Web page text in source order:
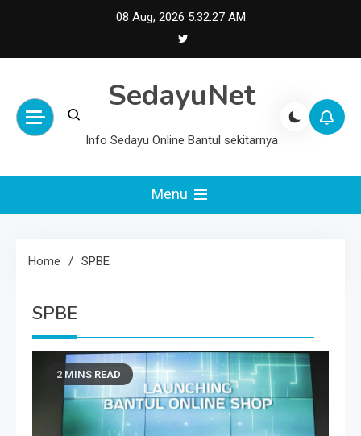
08 Aug, 2026 5:32:27 AM
SedayuNet
Info Sedayu Online Bantul sekitarnya
Menu
Home SPBE
SPBE
2 MINS READ